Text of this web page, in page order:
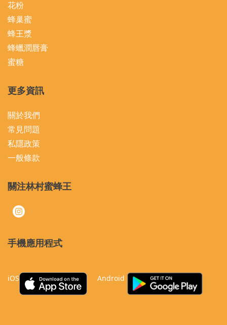
花粉
蜂巢蜜
蜂王漿
蜂蠟潤唇膏
蜜糖
更多資訊
關於我們
常見問題
私隱政策
一般條款
關注林村蜜蜂王
手機應用程式
iOS Android